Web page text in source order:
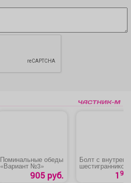
Поминальные обеды
«Вариант №3»
905 руб.
Болт с
шестигранником
190